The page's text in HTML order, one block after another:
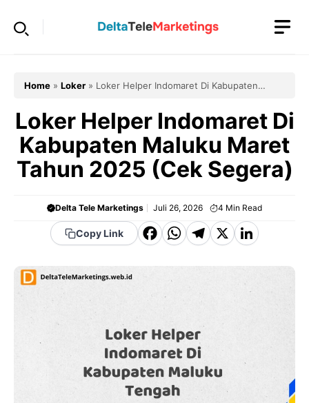
Home » Loker » Loker Helper Indomaret Di Kabupaten
Loker Helper Indomaret Di
Kabupaten Maluku Maret
Tahun 2025 (Cek Segera)
Delta Tele Marketings Juli 26, 2026 4 Min Read
Copy Link
F
e
b
o
o
k
W
a
t
s
A
p
p
T
g
a
m
X Li
k
e